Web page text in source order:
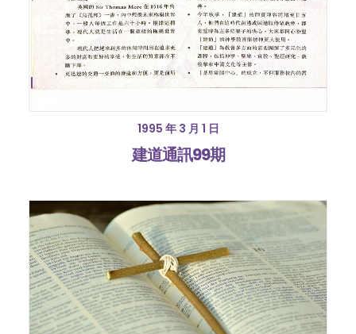
1995 年 3 月 1 日
建道通訊99期